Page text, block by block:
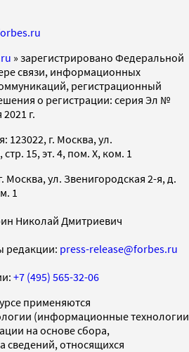
» зарегистрировано Федеральной
связи, информационных
регистрационный
о регистрации: серия Эл №
г.
123022, г. Москва, ул.
15, эт. 4, пом. X, ком. 1
Москва, ул. Звенигородская 2-я, д.
1
Николай Дмитриевич
редакции: press-release@forbes.ru
+7 (495) 565-32-06
применяются
(информационные технологии
на основе сбора,
сведений, относящихся